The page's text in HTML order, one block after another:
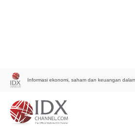
Informasi ekonomi, saham dan keuangan